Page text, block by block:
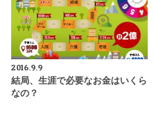
2016.9.9
結局、生涯で必要なお金はいくら
なの？